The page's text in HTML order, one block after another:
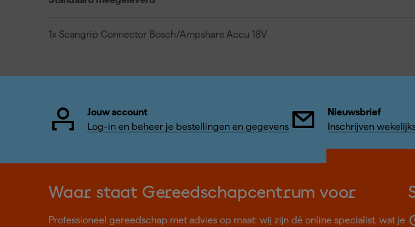
1x Scangrip Connector Bosch/Ampshare Accu 18V
Jouw account
Log-in en beheer je bestellingen en gegevens
Nieuwsbrief
Inschrijven
Waar staat Gereedschapcentrum voor
Professioneel gereedschap met advies op maat: wij zijn dé online specialist, wat je